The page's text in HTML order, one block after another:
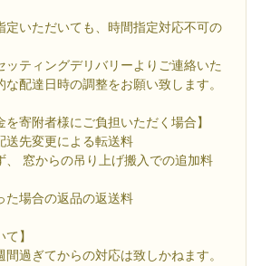
いただいても、時間指定対応不可の
ティングデリバリーよりご連絡いた
な配達日時の調整をお願い致します。
を寄附者様にご負担いただく場合】
送先変更による転送料
、 窓からの吊り上げ搬入での追加料
た場合の返品の返送料
】
過ぎてからの対応は致しかねます。